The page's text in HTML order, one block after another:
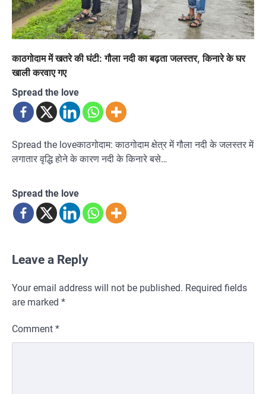
काठगोदाम में खतरे की घंटी: गौला नदी का बढ़ता जलस्तर, किनारे के घर
खाली करवाए गए
Spread the love
Spread the loveकाठगोदाम: काठगोदाम क्षेत्र में गौला नदी के जलस्तर में
लगातार वृद्धि होने के कारण नदी के किनारे बसे…
Spread the love
Leave a Reply
Your email address will not be published. Required fields
are marked *
Comment *